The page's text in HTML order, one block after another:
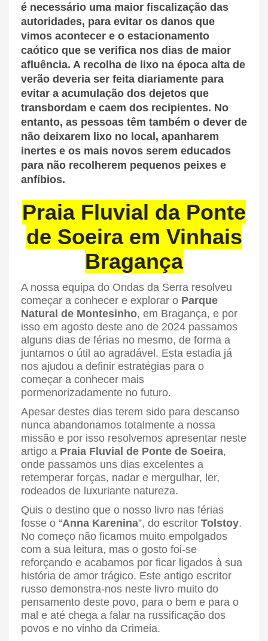
é necessário uma maior fiscalização das
autoridades, para evitar os danos que
vimos acontecer e o estacionamento
caótico que se verifica nos dias de maior
afluência. A recolha de lixo na época alta de
verão deveria ser feita diariamente para
evitar a acumulação dos dejetos que
transbordam e caem dos recipientes. No
entanto, as pessoas têm também o dever de
não deixarem lixo no local, apanharem
inertes e os mais novos serem educados
para não recolherem pequenos peixes e
anfíbios.
Praia Fluvial da Ponte
de Soeira em Vinhais
Bragança
A nossa equipa do Ondas da Serra resolveu
começar a conhecer e explorar o Parque
Natural de Montesinho, em Bragança, e por
isso em agosto deste ano de 2024 passamos
alguns dias de férias no mesmo, de forma a
juntamos o útil ao agradável. Esta estadia já
nos ajudou a definir estratégias para o
começar a conhecer mais
pormenorizadamente no futuro.
Apesar destes dias terem sido para descanso
nunca abandonamos totalmente a nossa
missão e por isso resolvemos apresentar neste
artigo a Praia Fluvial de Ponte de Soeira,
onde passamos uns dias excelentes a
retemperar forças, nadar e mergulhar, ler,
rodeados de luxuriante natureza.
Quis o destino que o nosso livro nas férias
fosse o “Anna Karenina”, do escritor Tolstoy.
No começo não ficamos muito empolgados
com a sua leitura, mas o gosto foi-se
reforçando e acabamos por ficar ligados à sua
história de amor trágico. Este antigo escritor
russo demonstra-nos neste livro muito do
pensamento deste povo, para o bem e para o
mal e até chega a falar na russificação dos
povos e no vinho da Crimeia.